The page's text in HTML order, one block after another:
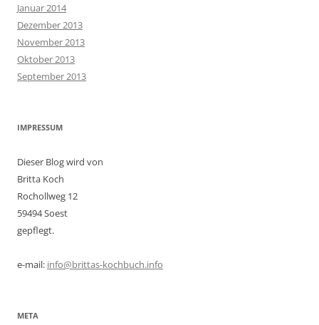
Januar 2014
Dezember 2013
November 2013
Oktober 2013
September 2013
IMPRESSUM
Dieser Blog wird von
Britta Koch
Rochollweg 12
59494 Soest
gepflegt.
e-mail: info@brittas-kochbuch.info
META